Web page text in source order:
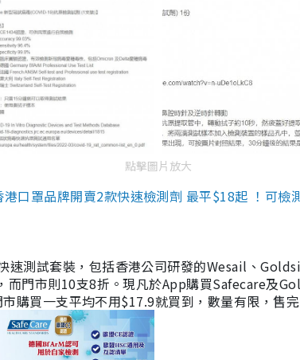
點擊圖片放大
港口罩品牌開賣2款快速檢測劑 最平$18起 ！可
速測試套裝，包括香港公司研發的Wesail、
而門市則10支8折。現凡於App購買Safecare及
購買一支平均不用$17.9就買到，數量有限，售完